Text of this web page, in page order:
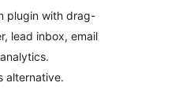
& Webhooks
plugin with drag-
lead inbox, email
alternative.